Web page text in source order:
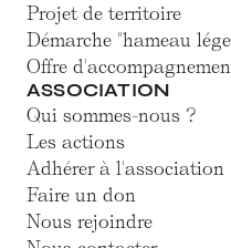
Projet de territoire
Démarche "hameau
Offre
ASSOCIATION
Qui sommes-nous ?
Les actions
Adhérer à l'association
Faire un don
Nous rejoindre